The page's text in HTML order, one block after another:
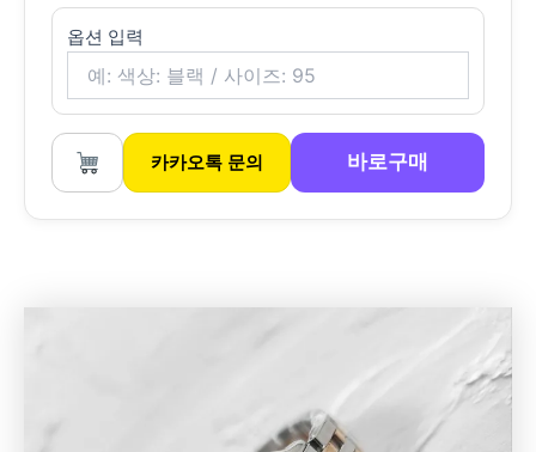
옵션 입력
카카오톡 문의 바로구매